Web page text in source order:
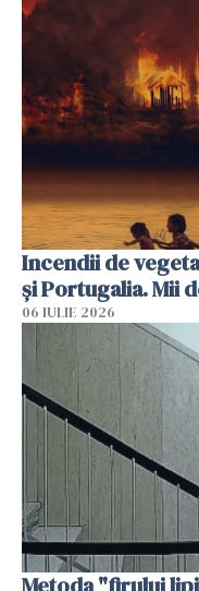
Incendii de
și Portugalia. Mii
06 IULIE 2026